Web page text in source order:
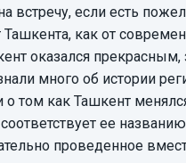
встречу, если есть
как от
оказался
много об истории
о том как Ташкент
ее
проведенное